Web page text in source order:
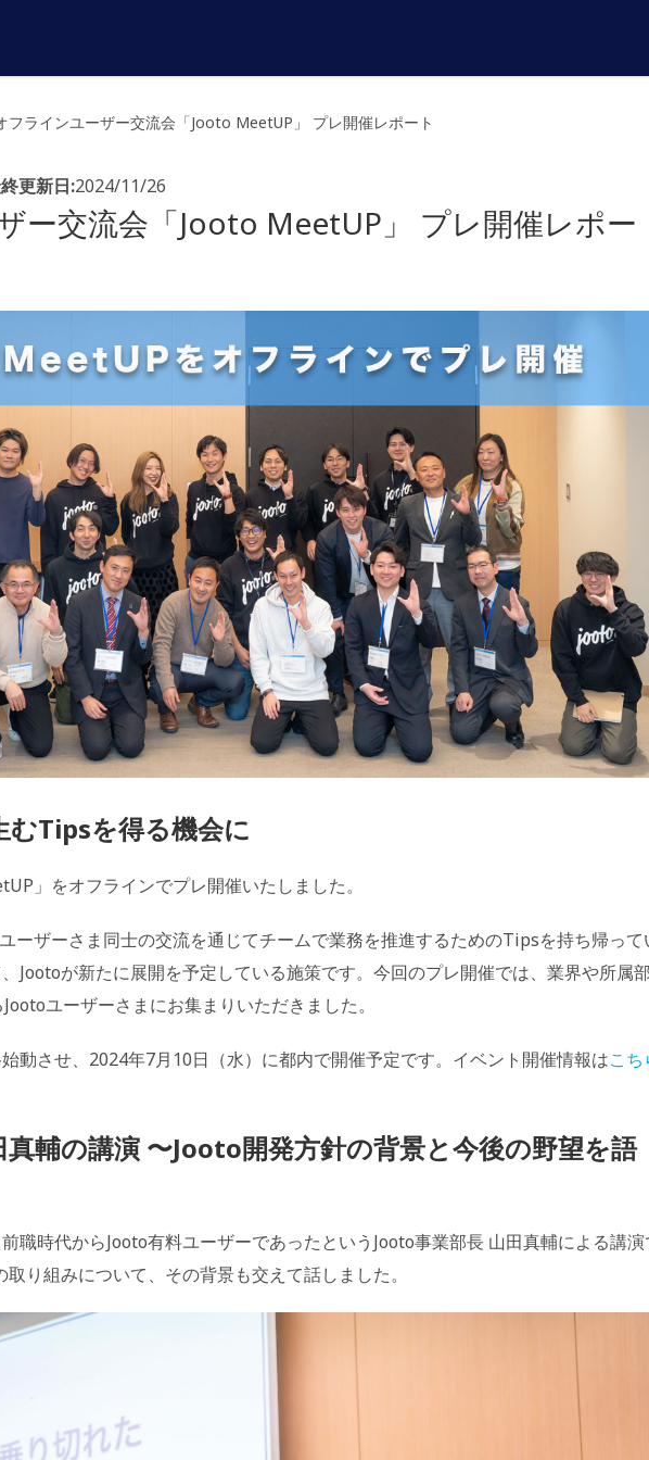
フラインユーザー交流会「Jooto MeetUP」 プレ開催レポート
更新日:2024/11/26
ー交流会「Jooto MeetUP」 プレ開催レポー
むTipsを得る機会に
」をオフラインでプレ開催いたしました。
ーザーさま同士の交流を通じてチームで業務を推進するためのTipsを持ち帰って
Jootoが新たに展開を予定している施策です。今回のプレ開催では、業界や所属
ユーザーさまにお集まりいただきました。
動させ、2024年7月10日（水）に都内で開催予定です。イベント開催情報はこち
輔の講演 〜Jooto開発方針の背景と今後の野望を語
職時代からJooto有料ユーザーであったというJooto事業部長 山田真輔による講演
り組みについて、その背景も交えて話しました。